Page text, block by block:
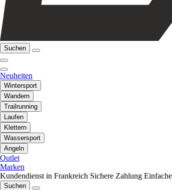
Suchen
Neuheiten
Wintersport
Wandern
Trailrunning
Laufen
Klettern
Wassersport
Angeln
Outlet
Marken
Kundendienst in Frankreich Sichere Zahlung
Suchen